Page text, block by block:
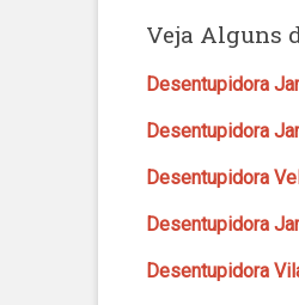
Veja Alguns
Desentupidora
Desentupidora
Desentupidora
Desentupidora
Desentupidora